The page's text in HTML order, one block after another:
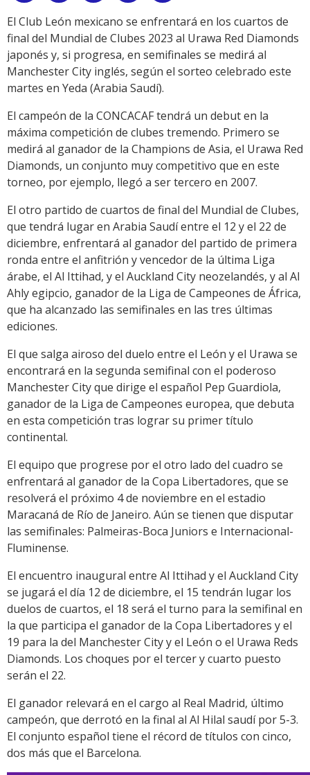
Link
El Club León mexicano se enfrentará en los cuartos de
final del Mundial de Clubes 2023 al Urawa Red Diamonds
japonés y, si progresa, en semifinales se medirá al
Manchester City inglés, según el sorteo celebrado este
martes en Yeda (Arabia Saudí).
El campeón de la CONCACAF tendrá un debut en la
máxima competición de clubes tremendo. Primero se
medirá al ganador de la Champions de Asia, el Urawa Red
Diamonds, un conjunto muy competitivo que en este
torneo, por ejemplo, llegó a ser tercero en 2007.
El otro partido de cuartos de final del Mundial de Clubes,
que tendrá lugar en Arabia Saudí entre el 12 y el 22 de
diciembre, enfrentará al ganador del partido de primera
ronda entre el anfitrión y vencedor de la última Liga
árabe, el Al Ittihad, y el Auckland City neozelandés, y al Al
Ahly egipcio, ganador de la Liga de Campeones de África,
que ha alcanzado las semifinales en las tres últimas
ediciones.
El que salga airoso del duelo entre el León y el Urawa se
encontrará en la segunda semifinal con el poderoso
Manchester City que dirige el español Pep Guardiola,
ganador de la Liga de Campeones europea, que debuta
en esta competición tras lograr su primer título
continental.
El equipo que progrese por el otro lado del cuadro se
enfrentará al ganador de la Copa Libertadores, que se
resolverá el próximo 4 de noviembre en el estadio
Maracaná de Río de Janeiro. Aún se tienen que disputar
las semifinales: Palmeiras-Boca Juniors e Internacional-
Fluminense.
El encuentro inaugural entre Al Ittihad y el Auckland City
se jugará el día 12 de diciembre, el 15 tendrán lugar los
duelos de cuartos, el 18 será el turno para la semifinal en
la que participa el ganador de la Copa Libertadores y el
19 para la del Manchester City y el León o el Urawa Reds
Diamonds. Los choques por el tercer y cuarto puesto
serán el 22.
El ganador relevará en el cargo al Real Madrid, último
campeón, que derrotó en la final al Al Hilal saudí por 5-3.
El conjunto español tiene el récord de títulos con cinco,
dos más que el Barcelona.